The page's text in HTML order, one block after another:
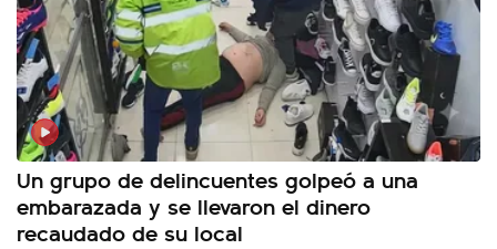
Un grupo de delincuentes golpeó a una
embarazada y se llevaron el dinero
recaudado de su local